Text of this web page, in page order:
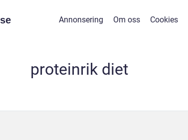
se Annonsering Om oss Cookies
proteinrik diet